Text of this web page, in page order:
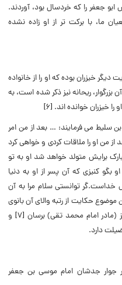
جعفر را که خردسال بود، آوردند.
ما، با برکت ‌تر از او زاده نشده
خیزران بوده که او را از خانواده
بزرگوار، ریحانه نیز ذکر شده است، به
خیزران خوانده ‌اند. [۶]
سلیط می فرمایند: … بعد از من امر
من او را ملاقات کردى و خواهى کرد
برایش متولد خواهد شد او به تو
بگو کنیزى که آن پسر از او به دنیا
خداست.گر توانستى سلام مرا به آن
محمد تقى) برسان (۱۹) و همین موضوع حکایت از رتبه والاى آن بانوى
فضیلت دارد.اگر توانستى سلام مرا به آن کنیز (مادر امام محمد تقى) برسان [۷] و
دارد.
جوار جدشان امام موسی بن جعفر